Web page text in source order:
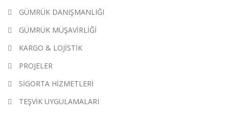
GÜMRÜK DANIŞMANLIĞI
GÜMRÜK MÜŞAVİRLİĞİ
KARGO & LOJİSTİK
PROJELER
SİGORTA HİZMETLERİ
TEŞVİK UYGULAMALARI